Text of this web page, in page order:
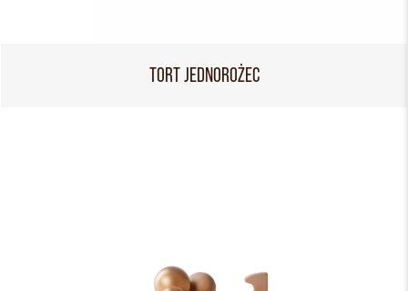
TORT JEDNOROŻEC